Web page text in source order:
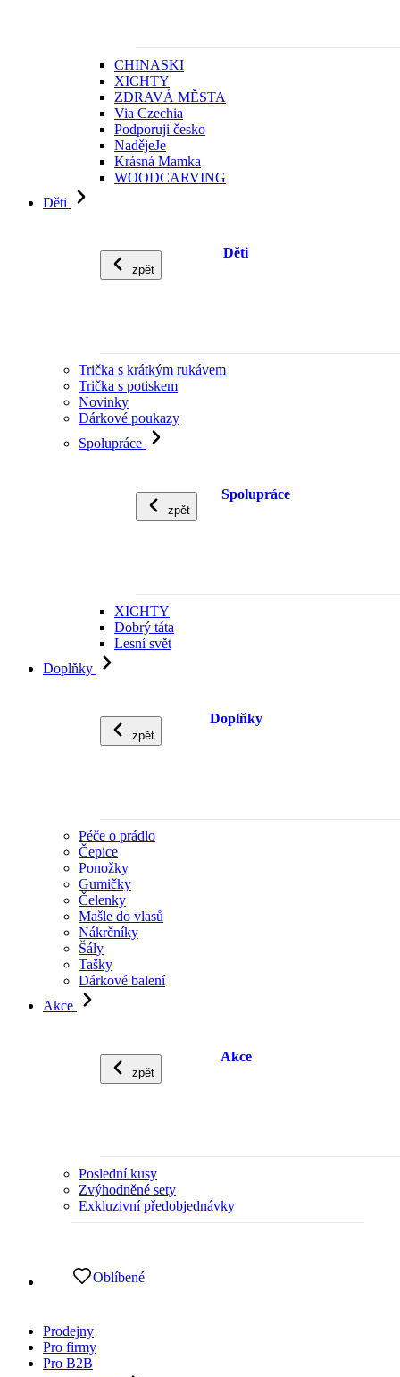
CHINASKI
XICHTY
ZDRAVÁ MĚSTA
Via Czechia
Podporuji česko
NadějeJe
Krásná Mamka
WOODCARVING
Děti
zpět
Děti
Trička s krátkým rukávem
Trička s potiskem
Novinky
Dárkové poukazy
Spolupráce
zpět
Spolupráce
XICHTY
Dobrý táta
Lesní svět
Doplňky
zpět
Doplňky
Péče o prádlo
Čepice
Ponožky
Gumičky
Čelenky
Mašle do vlasů
Nákrčníky
Šály
Tašky
Dárkové balení
Akce
zpět
Akce
Poslední kusy
Zvýhodněné sety
Exkluzivní předobjednávky
Oblíbené
Prodejny
Pro firmy
Pro B2B